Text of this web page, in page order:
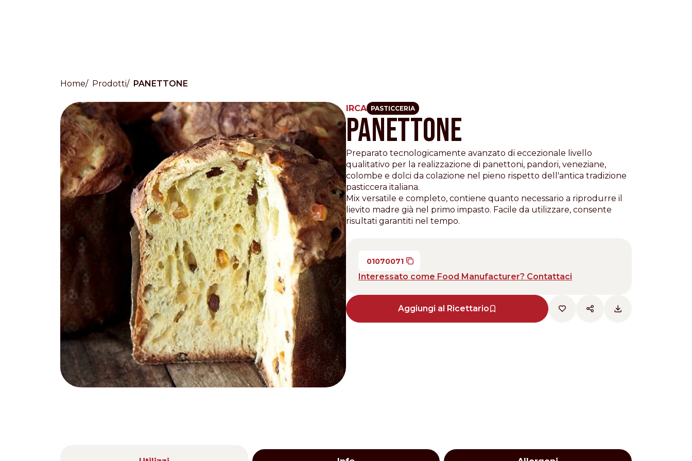
Countries
International
EnglishItaliano
Americas
English Español FrançaisPortuguês
Benelux
Nederlands
DACH region
Deutsch
UK
English
Other Sites
Dobla
Europe & Middle East
EnglishDutchItaliano
Asia and Pacific
North America
English
Shop
Dutch
Distributors and authorized clients
Web Order
ItalianEnglish
Home Prodotti PANETTONE
IRCA PASTICCERIA
PANETTONE
Preparato tecnologicamente avanzato di eccezionale livello
qualitativo per la realizzazione di panettoni, pandori, veneziane,
colombe e dolci da colazione nel pieno rispetto dell'antica tradizione
pasticcera italiana.
Mix versatile e completo, contiene quanto necessario a riprodurre il
lievito madre già nel primo impasto. Facile da utilizzare, consente
risultati garantiti nel tempo.
01070071
Interessato come Food Manufacturer? Contattaci
Aggiungi al Ricettario